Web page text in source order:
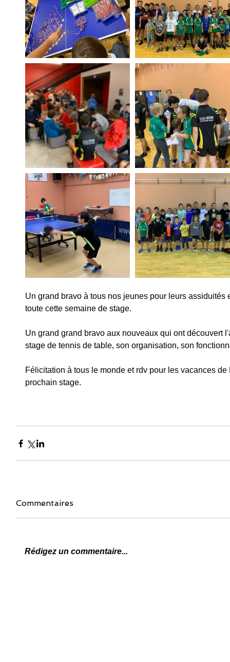
Un grand bravo à tous nos jeunes pour leurs
toute cette semaine de stage.
Un grand grand bravo aux nouveaux qui ont découvert
stage de tennis de table, son organisation, son
Félicitation à tous le monde et rdv pour les vacances
prochain stage.
Commentaires
Rédigez un commentaire...